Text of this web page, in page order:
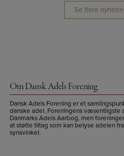
Se flere
Om Dansk Adels Forening
Dansk Adels Forening er et
danske adel. Foreningens væsentligste
Danmarks Adels Aarbog, men
at støtte tiltag som kan belyse adelen
synsvinkel.